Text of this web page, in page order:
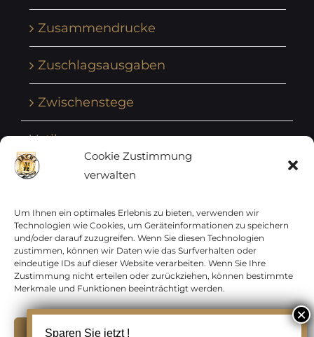
Cookie Zustimmung
verwalten
Um Ihnen ein optimales Erlebnis zu bieten, verwenden wir
Technologien wie Cookies, um Geräteinformationen zu speichern
und/oder darauf zuzugreifen. Wenn Sie diesen Technologien
zustimmen, können wir Daten wie das Surfverhalten oder
eindeutige IDs auf dieser Website verarbeiten. Wenn Sie Ihre
Zustimmung nicht erteilen oder zurückziehen, können bestimmte
Merkmale und Funktionen beeinträchtigt werden.
Zusammendrucke
Zuschlagsausgaben
Zwischenstege
Vatikan
Vereinte Nationen
Vorphilatelie
Zensurbelege Österreich
Zensurbelege Schweiz
Sparen Sie jetzt !